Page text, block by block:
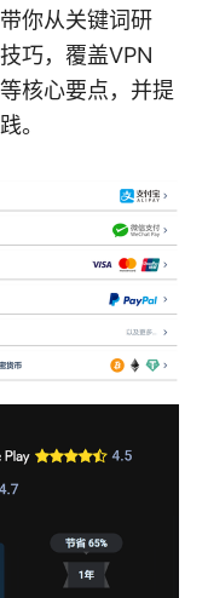
你从关键词研
巧，覆盖VPN
核心要点，并提
。